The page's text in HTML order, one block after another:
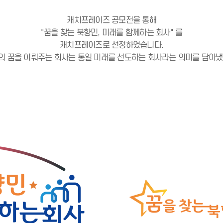
캐치프레이즈 공모전을 통해
"꿈을 찾는 북향민, 미래를 함께하는 회사" 를
캐치프레이즈로 선정하였습니다.
꿈을 이뤄주는 회사는 통일 미래를 선도하는 회사라는 의미를 담아